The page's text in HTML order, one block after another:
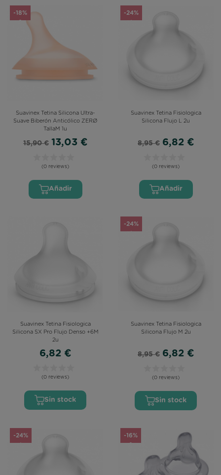
Suavinex Tetina Silicona Ultra-
Suave Biberón Anticólico ZERØ
TallaM 1u
15,90 € 13,03 €
(0 reviews)
Añadir
-18%
Suavinex Tetina Fisiologica
Silicona Flujo L 2u
8,95 € 6,82 €
(0 reviews)
Añadir
-24%
Suavinex Tetina Fisiologica
Silicona SX Pro Flujo Denso +6M
2u
6,82 €
(0 reviews)
Sin stock
Suavinex Tetina Fisiologica
Silicona Flujo M 2u
8,95 € 6,82 €
(0 reviews)
Sin stock
-24%
-24% -16%